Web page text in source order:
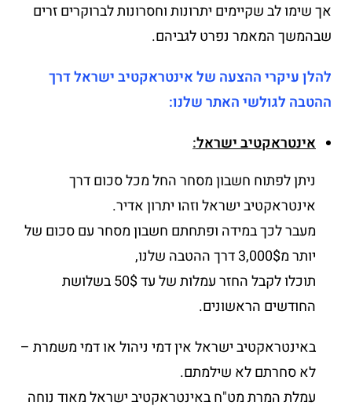
אך שימו לב שקיימים יתרונות וחסרונות לברוקרים זרים
שבהמשך המאמר נפרט לגביהם.
להלן עיקרי ההצעה של אינטראקטיב ישראל דרך
ההטבה לגולשי האתר שלנו:
אינטראקטיב ישראל:
ניתן לפתוח חשבון מסחר החל מכל סכום דרך
אינטראקטיב ישראל וזהו יתרון אדיר.
מעבר לכך במידה ופתחתם חשבון מסחר עם סכום של
יותר מ3,000$ דרך ההטבה שלנו,
תוכלו לקבל החזר עמלות של עד 50$ בשלושת
החודשים הראשונים.
באינטראקטיב ישראל אין דמי ניהול או דמי משמרת –
לא סחרתם לא שילמתם.
עמלת המרת מט"ח באינטראקטיב ישראל מאוד נוחה